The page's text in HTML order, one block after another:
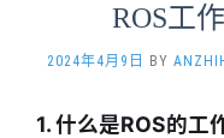
ROS工
2024年4月9日 BY
1. 什么是ROS的工